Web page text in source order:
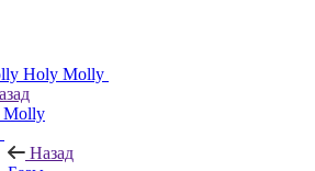
Holy Molly
Molly
Назад